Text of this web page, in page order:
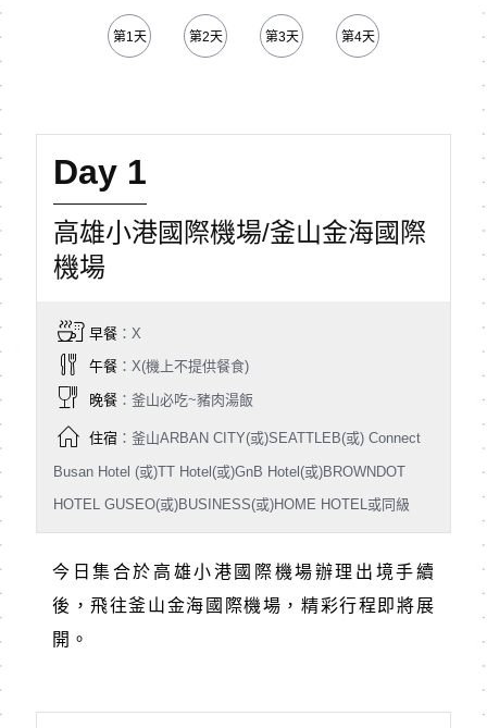
第1天 第2天 第3天 第4天
Day 1
高雄小港國際機場/釜山金海國際
機場
早餐：X
午餐：X(機上不提供餐食)
晚餐：釜山必吃~豬肉湯飯
住宿：釜山ARBAN CITY(或)SEATTLEB(或) Connect
Busan Hotel (或)TT Hotel(或)GnB Hotel(或)BROWNDOT
HOTEL GUSEO(或)BUSINESS(或)HOME HOTEL或同級
今日集合於高雄小港國際機場辦理出境手續
後，飛往釜山金海國際機場，精彩行程即將展
開。